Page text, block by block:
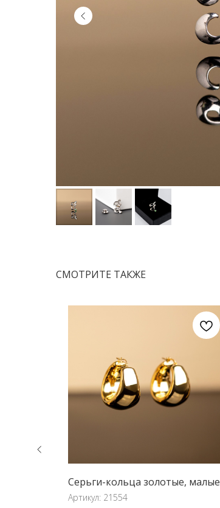
СМОТРИТЕ ТАКЖЕ
Серьги-кольца золотые, малые
Артикул: 21554